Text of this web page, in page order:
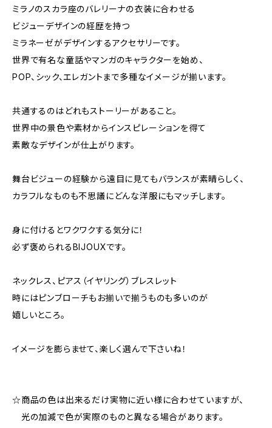
ミラノのスカラ座のバレリーナの衣装に合わせる
ビジューデザインの経歴を持つ
ミラネーゼがデザインするアクセサリーです。
世界で有名な童話やマンガのキャラクターを始め、
POP、シック、エレガントまで多種なイメージが揃います。
共通するのはどれもストーリーがあること。
世界中の景色や素材からインスピレーションを得て
素敵なデザインが仕上がります。
舞台ビジューの経験から遠目に見てもバランスが素晴らしく、
カラフルなものも不思議にどんな洋服にもマッチします。
身に付けるとワクワクする気分に！
必ず褒められるBIJOUXです。
ネックレス、ピアス（イヤリング）ブレスレット
時にはピンブローチもお揃いで揃うものも多いのが
嬉しいところ。
イメージを膨らませて、楽しく選んで下さいね！
☆商品の色は出来るだけ実物に近い様に合わせていますが、
光の加減で色が実際のものと異なる場合があります。